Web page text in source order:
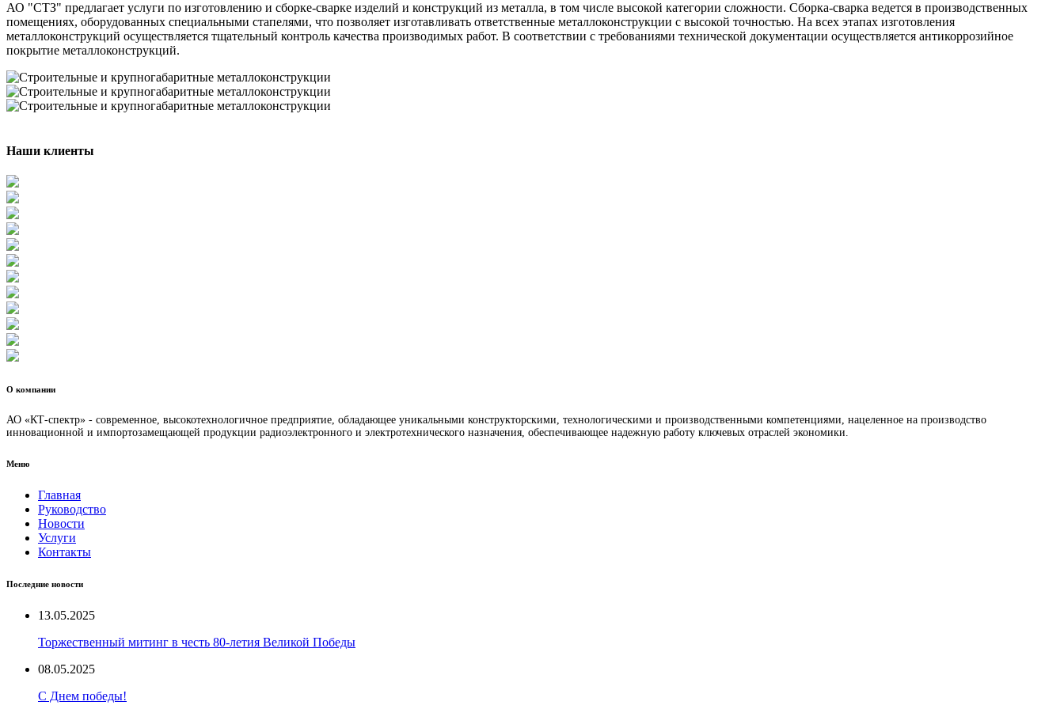
АО "СТЗ" предлагает услуги по изготовлению и сборке-сварке изделий и конструкций из металла, в том числе высокой категории сложности. Сборка-сварка ведется в производственных
помещениях, оборудованных специальными стапелями, что позволяет изготавливать ответственные металлоконструкции с высокой точностью. На всех этапах изготовления
металлоконструкций осуществляется тщательный контроль качества производимых работ. В соответствии с требованиями технической документации осуществляется антикоррозийное
покрытие металлоконструкций.
Наши клиенты
О компании
АО «КТ-спектр» - современное, высокотехнологичное предприятие, обладающее уникальными конструкторскими, технологическими и производственными компетенциями, нацеленное на производство
инновационной и импортозамещающей продукции радиоэлектронного и электротехнического назначения, обеспечивающее надежную работу ключевых отраслей экономики.
Меню
Главная
Руководство
Новости
Услуги
Контакты
Последние новости
13.05.2025
Торжественный митинг в честь 80-летия Великой Победы
08.05.2025
С Днем победы!